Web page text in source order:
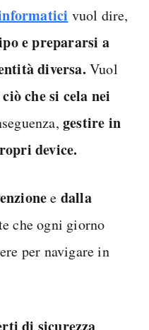
vuol dire,
e prepararsi a
diversa. Vuol
che si cela nei
gestire in
device.
e dalla
che ogni giorno
per navigare in